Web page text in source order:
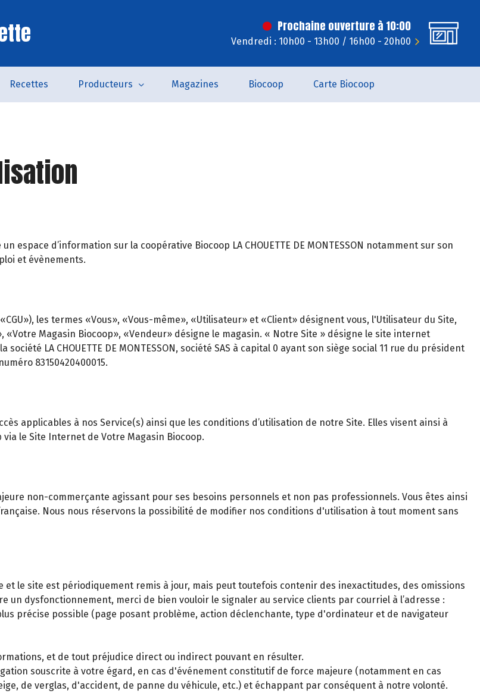
Prochaine ouverture à 10:00
Vendredi : 10h00 - 13h00 / 16h00 - 20h00
Recettes Producteurs Magazines Biocoop Carte Biocoop
espace d’information sur la coopérative Biocoop LA CHOUETTE DE MONTESSON notamment sur son
et évènements.
les termes «Vous», «Vous-même», «Utilisateur» et «Client» désignent vous, l'Utilisateur du Site,
Magasin Biocoop», «Vendeur» désigne le magasin. « Notre Site » désigne le site internet
LA CHOUETTE DE MONTESSON, société SAS à capital 0 ayant son siège social 11 rue du président
83150420400015.
applicables à nos Service(s) ainsi que les conditions d’utilisation de notre Site. Elles visent ainsi à
le Site Internet de Votre Magasin Biocoop.
non-commerçante agissant pour ses besoins personnels et non pas professionnels. Vous êtes ainsi
Nous nous réservons la possibilité de modifier nos conditions d'utilisation à tout moment sans
le site est périodiquement remis à jour, mais peut toutefois contenir des inexactitudes, des omissions
un dysfonctionnement, merci de bien vouloir le signaler au service clients par courriel à l’adresse :
précise possible (page posant problème, action déclenchante, type d'ordinateur et de navigateur
et de tout préjudice direct ou indirect pouvant en résulter.
souscrite à votre égard, en cas d'événement constitutif de force majeure (notamment en cas
de verglas, d'accident, de panne du véhicule, etc.) et échappant par conséquent à notre volonté.